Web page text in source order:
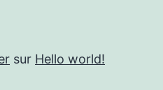
sur Hello world!